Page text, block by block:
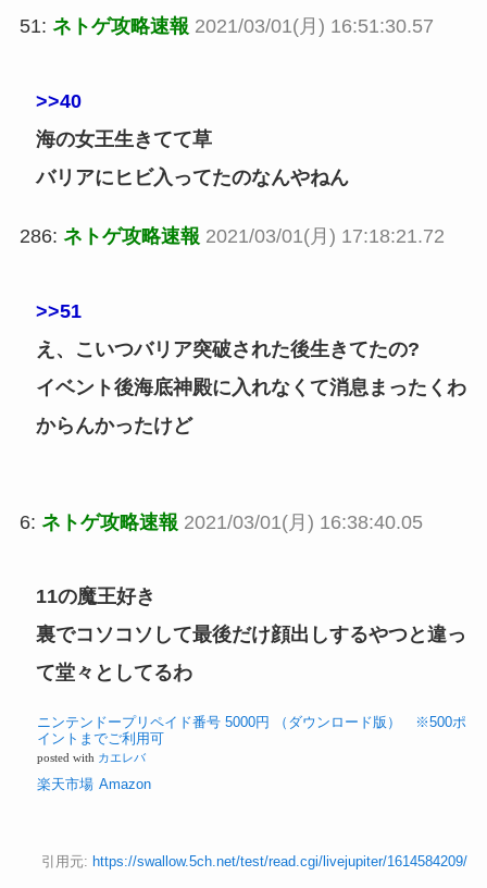
51: ネトゲ攻略速報 2021/03/01(月) 16:51:30.57
>>40
海の女王生きてて草
バリアにヒビ入ってたのなんやねん
286: ネトゲ攻略速報 2021/03/01(月) 17:18:21.72
>>51
え、こいつバリア突破された後生きてたの?
イベント後海底神殿に入れなくて消息まったくわ
からんかったけど
6: ネトゲ攻略速報 2021/03/01(月) 16:38:40.05
11の魔王好き
裏でコソコソして最後だけ顔出しするやつと違っ
て堂々としてるわ
ニンテンドープリペイド番号 5000円 （ダウンロード版） ※500ポ
イントまでご利用可
posted with カエレバ
楽天市場 Amazon
引用元: https://swallow.5ch.net/test/read.cgi/livejupiter/1614584209/